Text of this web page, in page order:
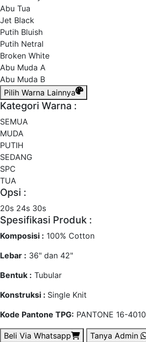
Abu Tua
Jet Black
Putih Bluish
Putih Netral
Broken White
Abu Muda A
Abu Muda B
Pilih Warna Lainnya
Kategori Warna :
SEMUA
MUDA
PUTIH
SEDANG
SPC
TUA
Opsi :
20s 24s 30s
Spesifikasi Produk :
Komposisi : 100% Cotton
Lebar : 36" dan 42"
Bentuk : Tubular
Konstruksi : Single Knit
Kode Pantone TPG: PANTONE 16-4010
Beli Via Whatsapp Tanya Admin